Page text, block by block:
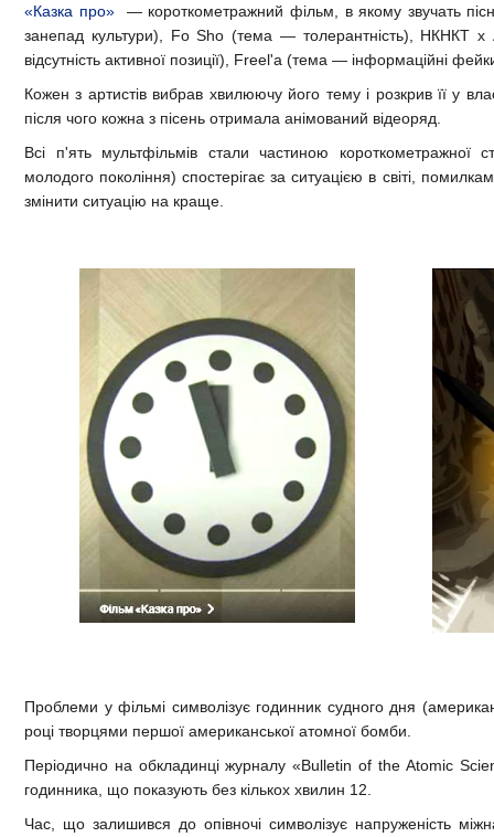
«Казка про»
— короткометражний фільм, в якому звучать
занепад культури), Fo Sho (тема — толерантність),
відсутність активної позиції), Freel'а (тема — інформаційні
Кожен з артистів вибрав хвилюючу його тему і розкрив її у
після чого кожна з пісень отримала анімований відеоряд.
Всі п'ять мультфільмів стали частиною короткометражної
молодого покоління) спостерігає за ситуацією в світі,
змінити ситуацію на краще.
Проблеми у фільмі символізує годинник судного дня
році творцями першої американської атомної бомби.
Періодично на обкладинці журналу «Bulletin of the Atomic
годинника, що показують без кількох хвилин 12.
Час, що залишився до опівночі символізує напруженість